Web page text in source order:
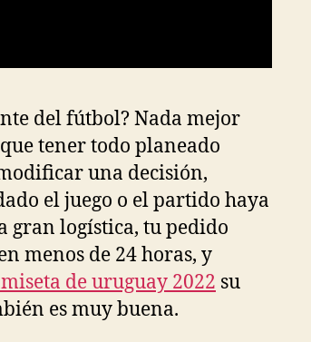
del fútbol? Nada mejor
tener todo planeado
una decisión,
el juego o el partido haya
gran logística, tu pedido
menos de 24 horas, y
de uruguay 2022 su
es muy buena.